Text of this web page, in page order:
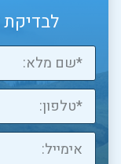
לבדיקת